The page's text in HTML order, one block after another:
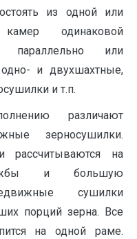
из одной или
одинаковой
параллельно или
и двухшахтные,
и т.п.
различают
зерносушилки.
рассчитываются на
и большую
сушилки
порций зерна. Все
на одной раме.